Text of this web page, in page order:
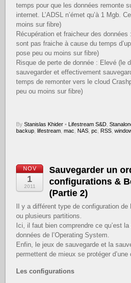
temps pour que les données remonte
internet. L’ADSL n’émet qu’à 1 Mgb.
moins sur fibre)
Récupération et fraicheur des
sont pas fraiche à cause du temps
pose peu ou moins sur fibre)
Risque de perte de donnée : Elevé (le
sauvegarder et effectivement
temps de remonter vers le cloud
peu ou moins sur fibre)
ByStanislas Khider • Lifestream S&D ,
backup ,lifestream ,mac NAS ,pc RSS ,
NOV
1
2011
Sauvegarder un
configurations &
(Partie 2)
Il y a différent type de configuration de
ou plusieurs partitions.
Ici, il faut bien comprendre ce qu’est
données de l’Operating System.
Enfin, le jeux de sauvegarde et la
permettent de mieux se protéger d’une
Les configurations